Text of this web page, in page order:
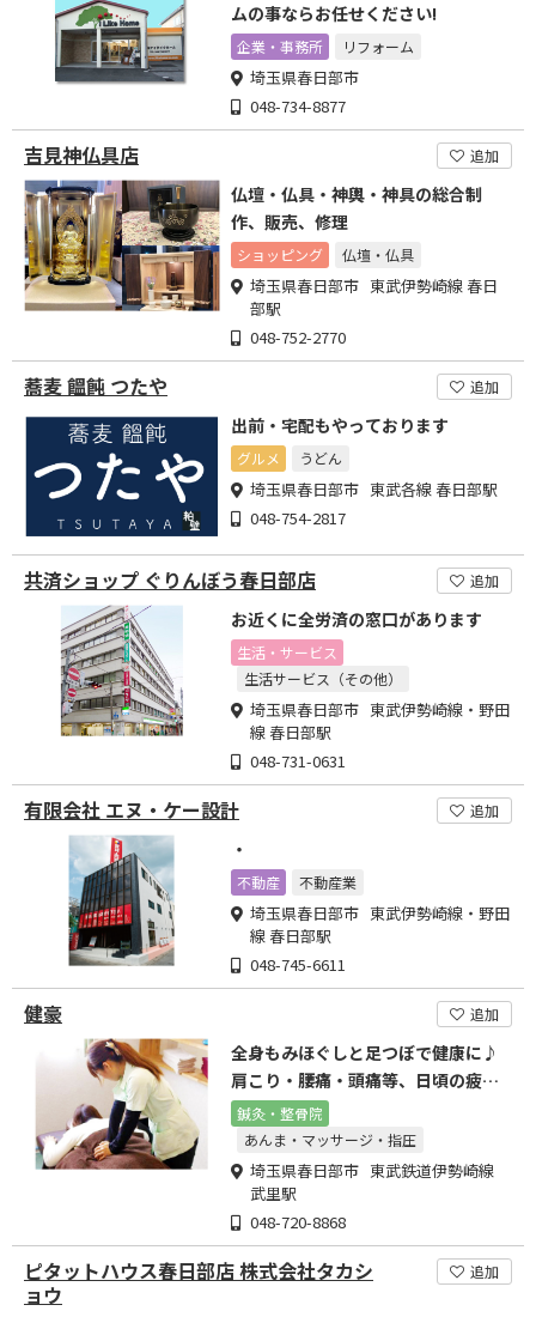
ムの事ならお任せください!
企業・事務所 リフォーム
埼玉県春日部市
048-734-8877
吉見神仏具店 追加
仏壇・仏具・神輿・神具の総合制
作、販売、修理
ショッピング 仏壇・仏具
埼玉県春日部市 東武伊勢崎線 春日
部駅
048-752-2770
蕎麦 饂飩 つたや 追加
出前・宅配もやっております
グルメ うどん
埼玉県春日部市 東武各線 春日部駅
048-754-2817
共済ショップ ぐりんぼう春日部店 追加
お近くに全労済の窓口があります
生活・サービス
生活サービス（その他）
埼玉県春日部市 東武伊勢崎線・野田
線 春日部駅
048-731-0631
有限会社 エヌ・ケー設計 追加
・
不動産 不動産業
埼玉県春日部市 東武伊勢崎線・野田
線 春日部駅
048-745-6611
健豪 追加
全身もみほぐしと足つぼで健康に♪
肩こり・腰痛・頭痛等、日頃の疲れ
をベテランスタッフが対応！
鍼灸・整骨院
あんま・マッサージ・指圧
埼玉県春日部市 東武鉄道伊勢崎線
武里駅
048-720-8868
ピタットハウス春日部店 株式会社タカシ
ョウ
追加